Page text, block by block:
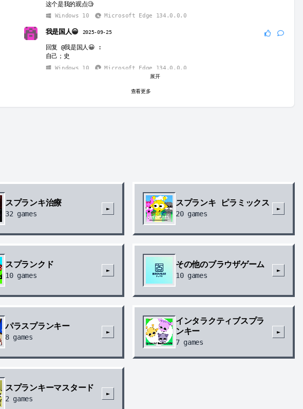
这个是我的观点🧐
Windows 10
Microsoft Edge 134.0.0.0
我是国人😀 2025-09-25
回复 @我是国人😀 :
自己；史
Windows 10
Microsoft Edge 134.0.0.0
注；15个小鬼
回复@我是国人😀
:
Chrome 115.0.5790.168
Quer ouvir o que você está dizendo
Android Snow Cone
WeChat 8.0.74.3120
展开
查看更多
スプランキ治療
32games
►
スプランキ ピラミックス
20games
►
スプランクド
10games
►
その他のブラウザゲーム
10games
►
パラスプランキー
8games
►
インタラクティブスプラ
ンキー
7games
►
スプランキーマスタード
2games
►